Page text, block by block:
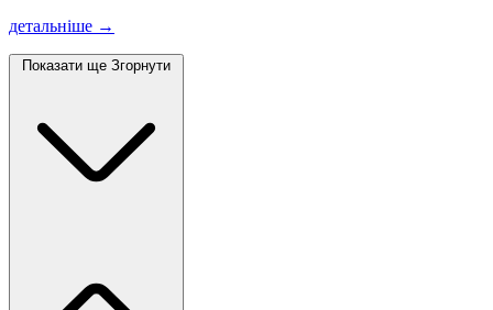
детальніше →
Показати ще Згорнути